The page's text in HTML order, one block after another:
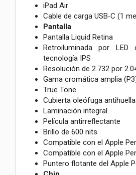
iPad Air
Cable de carga USB‑C (1
Pantalla
Pantalla Liquid Retina
Retroiluminada por LED
tecnología IPS
Resolución de 2.732 por
Gama cromática amplia
True Tone
Cubierta oleófuga
Laminación integral
Película antirreflectante
Brillo de 600 nits
Compatible con el Apple
Compatible con el Apple
Puntero flotante del Apple